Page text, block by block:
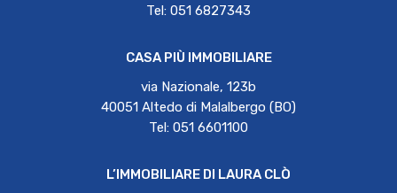
Tel: 051 6827343
CASA PIÙ IMMOBILIARE
via Nazionale, 123b
40051 Altedo di Malalbergo (BO)
Tel: 051 6601100
L’IMMOBILIARE DI LAURA CLÒ